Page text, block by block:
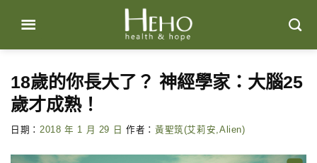
content
18歲的你長大了？ 神經學家：大腦25
歲才成熟！
日期： 2018 年 1 月 29 日 作者： 黃聖筑(艾莉安,Alien)